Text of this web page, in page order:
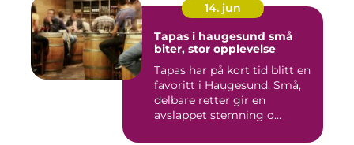
14. jun
Tapas i haugesund små
biter, stor opplevelse
Tapas har på kort tid blitt en
favoritt i Haugesund. Små,
delbare retter gir en
avslappet stemning o...